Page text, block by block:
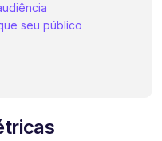
seu público